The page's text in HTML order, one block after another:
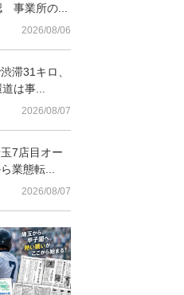
事業所の...
2026/08/06
滞31キロ、
は事...
2026/08/07
7店目オー
業態転...
2026/08/07